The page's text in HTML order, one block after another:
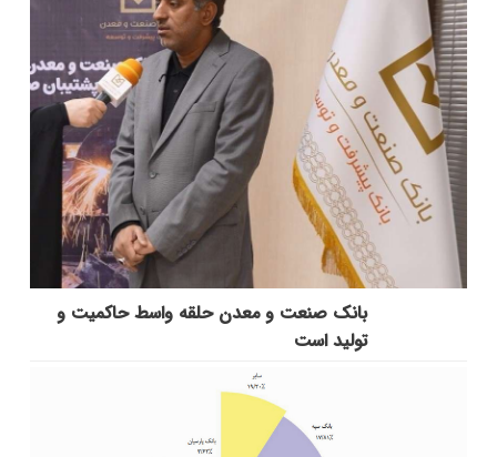
بانك صنعت و معدن حلقه واسط حاكمیت و
تولید است